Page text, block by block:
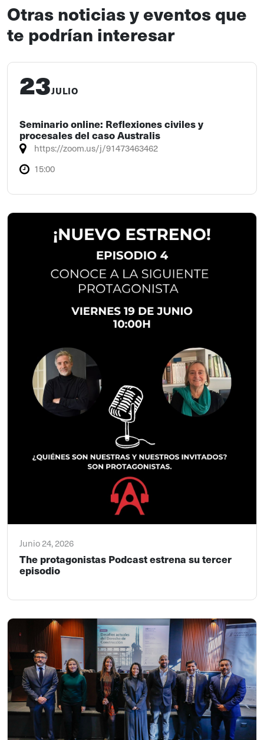
Otras noticias y eventos que
te podrían interesar
23JULIO
Seminario online: Reflexiones civiles y
procesales del caso Australis
https://zoom.us/j/91473463462
15:00
Junio 24, 2026
The protagonistas Podcast estrena su tercer
episodio